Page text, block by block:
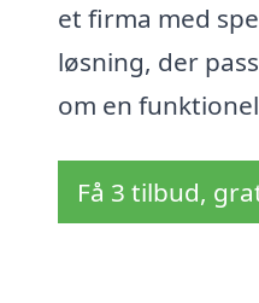
et firma med
løsning, der
om en
Få 3 tilbud,